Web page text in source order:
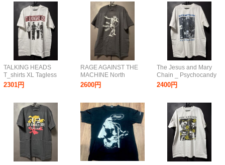
TALKING HEADS
T_shirts XL Tagless
HELTER SKELTER
Tom Tom Club CBGB
Blondie Sire Records
2301円
RAGE AGAINST THE
MACHINE North
American Tour 1997
Who Laughs Last？
イジ ツアーT RATM
RHCP Tom Morello
2600円
The Jesus and Mary
Chain _ Psychocandy
T_shirts XL Tagless
Pixies The Stooges
Underground The
Shangri-Las Primal
Scream
2400円